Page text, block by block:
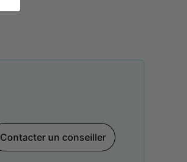
Contacter un conseiller